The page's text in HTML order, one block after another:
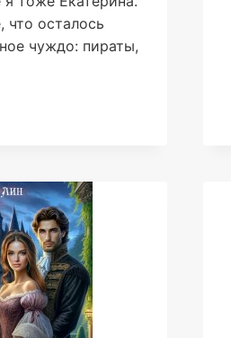
что осталось
чуждо: пираты,